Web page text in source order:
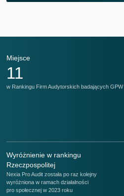
Miejsce
11
w Rankingu Firm Audytorskich badających GPW
Wyróżnienie w rankingu
Rzeczpospolitej
Nexia Pro Audit została po raz kolejny
wyróżniona w ramach działalności
pro społecznej w 2023 roku